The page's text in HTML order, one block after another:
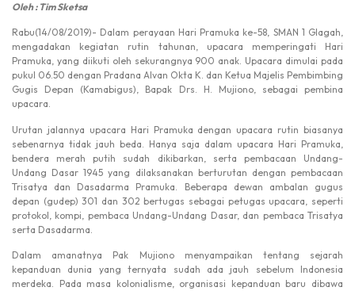
Oleh : Tim Sketsa
Rabu(14/08/2019)- Dalam perayaan Hari Pramuka ke-58, SMAN 1 Glagah,
mengadakan kegiatan rutin tahunan, upacara memperingati Hari
Pramuka, yang diikuti oleh sekurangnya 900 anak. Upacara dimulai pada
pukul 06.50 dengan Pradana Alvan Okta K. dan Ketua Majelis Pembimbing
Gugis Depan (Kamabigus), Bapak Drs. H. Mujiono, sebagai pembina
upacara.
Urutan jalannya upacara Hari Pramuka dengan upacara rutin biasanya
sebenarnya tidak jauh beda. Hanya saja dalam upacara Hari Pramuka,
bendera merah putih sudah dikibarkan, serta pembacaan Undang-
Undang Dasar 1945 yang dilaksanakan berturutan dengan pembacaan
Trisatya dan Dasadarma Pramuka. Beberapa dewan ambalan gugus
depan (gudep) 301 dan 302 bertugas sebagai petugas upacara, seperti
protokol, kompi, pembaca Undang-Undang Dasar, dan pembaca Trisatya
serta Dasadarma.
Dalam amanatnya Pak Mujiono menyampaikan tentang sejarah
kepanduan dunia yang ternyata sudah ada jauh sebelum Indonesia
merdeka. Pada masa kolonialisme, organisasi kepanduan baru dibawa